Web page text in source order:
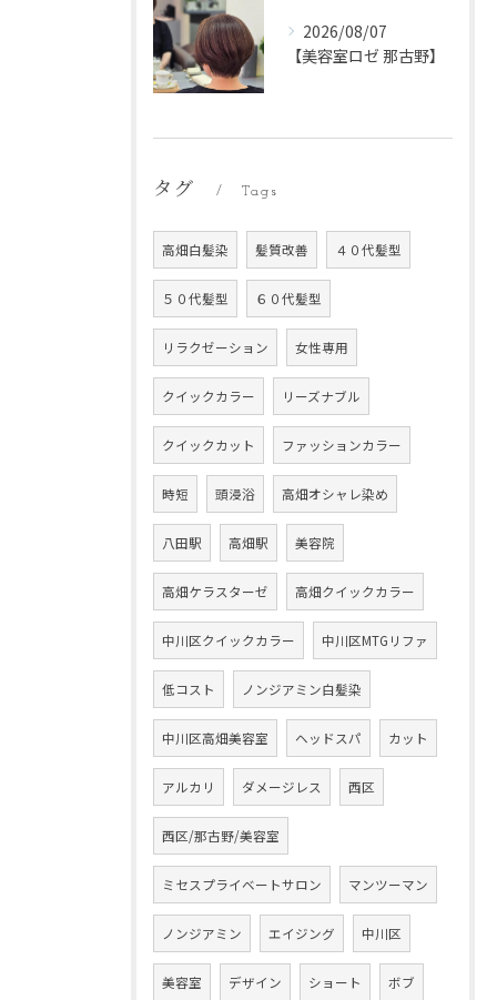
2026/08/07
【美容室ロゼ 那古野】
タグ Tags
高畑白髪染 髪質改善 ４０代髪型
５０代髪型 ６０代髪型
リラクゼーション 女性専用
クイックカラー リーズナブル
クイックカット ファッションカラー
時短 頭浸浴 高畑オシャレ染め
八田駅 高畑駅 美容院
高畑ケラスターゼ 高畑クイックカラー
中川区クイックカラー 中川区MTGリファ
低コスト ノンジアミン白髪染
中川区高畑美容室 ヘッドスパ カット
アルカリ ダメージレス 西区
西区/那古野/美容室
ミセスプライベートサロン マンツーマン
ノンジアミン エイジング 中川区
美容室 デザイン ショート ボブ